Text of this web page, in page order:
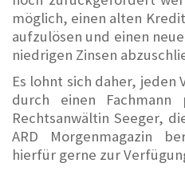
möglich, einen alten
aufzulösen und einen
niedrigen Zinsen
Es lohnt sich daher, jeden
durch einen
Rechtsanwältin Seeger,
ARD Morgenmagazin
hierfür gerne zur